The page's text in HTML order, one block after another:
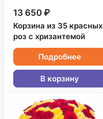
13 650 ₽
Корзина из 35 красных
роз с хризантемой
Подробнее
В корзину